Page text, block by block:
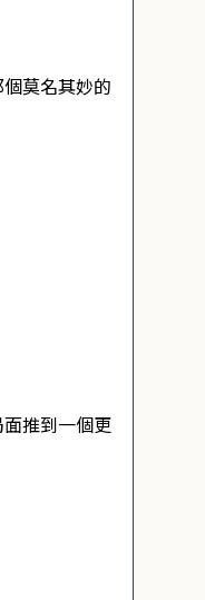
莫名其妙的
推到一個更